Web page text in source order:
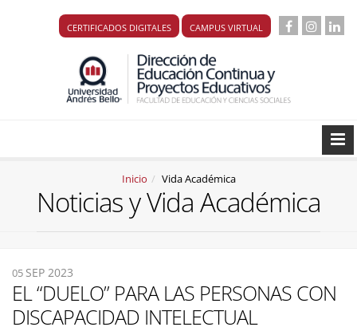
CERTIFICADOS DIGITALES CAMPUS VIRTUAL
Inicio Vida Académica
Noticias y Vida Académica
05 SEP 2023
EL “DUELO” PARA LAS PERSONAS CON
DISCAPACIDAD INTELECTUAL